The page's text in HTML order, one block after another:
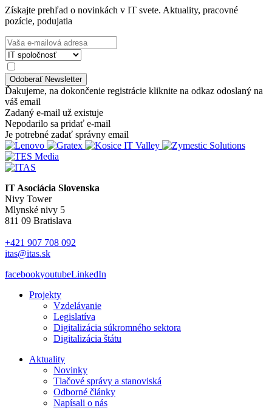
Získajte prehľad o novinkách v IT svete. Aktuality, pracovné
pozície, podujatia
Ďakujeme, na dokončenie registrácie kliknite na odkaz odoslaný na
váš email
Zadaný e-mail už existuje
Nepodarilo sa pridať e-mail
Je potrebné zadať správny email
IT Asociácia Slovenska
Nivy Tower
Mlynské nivy 5
811 09 Bratislava
+421 907 708 092
itas@itas.sk
facebookyoutubeLinkedIn
Projekty
Vzdelávanie
Legislatíva
Digitalizácia súkromného sektora
Digitalizácia štátu
Aktuality
Novinky
Tlačové správy a stanoviská
Odborné články
Napísali o nás